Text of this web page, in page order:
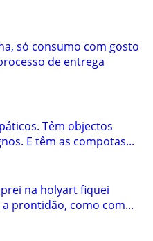
só consumo com gosto
de entrega
Têm objectos
E têm as compotas...
na holyart fiquei
prontidão, como com...